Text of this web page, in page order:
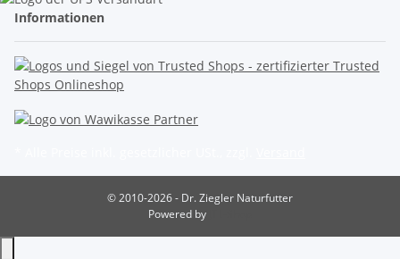
Informationen
© 2010-2026 - Dr. Ziegler Naturfutter
Powered by